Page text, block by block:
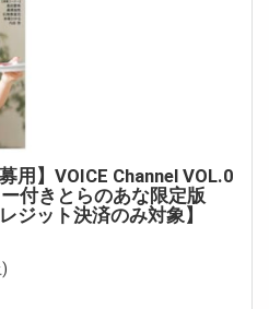
用】VOICE Channel VOL.0
付きとらのあな限定版
ジット決済のみ対象】